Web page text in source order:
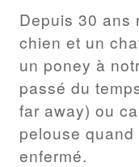
Depuis 30 ans
chien et un
un poney à
passé du
far away) ou
pelouse
enfermé.